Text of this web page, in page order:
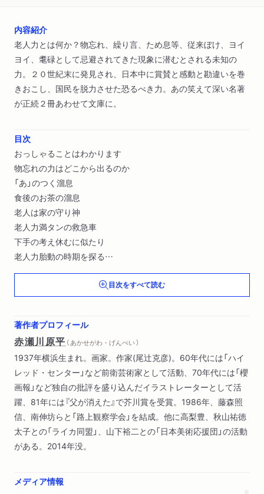
内容紹介
老人力とは何か？物忘れ、繰り言、ため息等、従来ぼけ、ヨイ
ヨイ、耄碌として忌避されてきた現象に潜むとされる未知の
力。２０世紀末に発見され、日本中に賞賛と感動と勘違いを巻
きおこし、国民を脱力させた恐るべき力。あの笑えて深い名著
が正続２冊あわせて文庫に。
目次
おっしゃることはわかります
物忘れの力はどこから出るのか
「あ」のつく溜息
食後のお茶の溜息
老人は家の守り神
老人力満タンの救急車
下手の考え休むに似たり
老人力胎動の時期を探る
ソ連崩壊と趣味の関係
中古カメラと趣味の労働〔ほか〕目次をすべて読む
著作者プロフィール
赤瀬川原平 （ あかせがわ・げんぺい ）
1937年横浜生まれ。画家。作家(尾辻克彦)。60年代には「ハイ
レッド・センター」など前衛芸術家として活動、70年代には「櫻
画報」など独自の批評を盛り込んだイラストレーターとして活
躍、81年には『父が消えた』で芥川賞を受賞。1986年、藤森照
信、南伸坊らと「路上観察学会」を結成。他に高梨豊、秋山祐徳
太子との「ライカ同盟」、山下裕二との「日本美術応援団」の活動
がある。2014年没。
メディア情報